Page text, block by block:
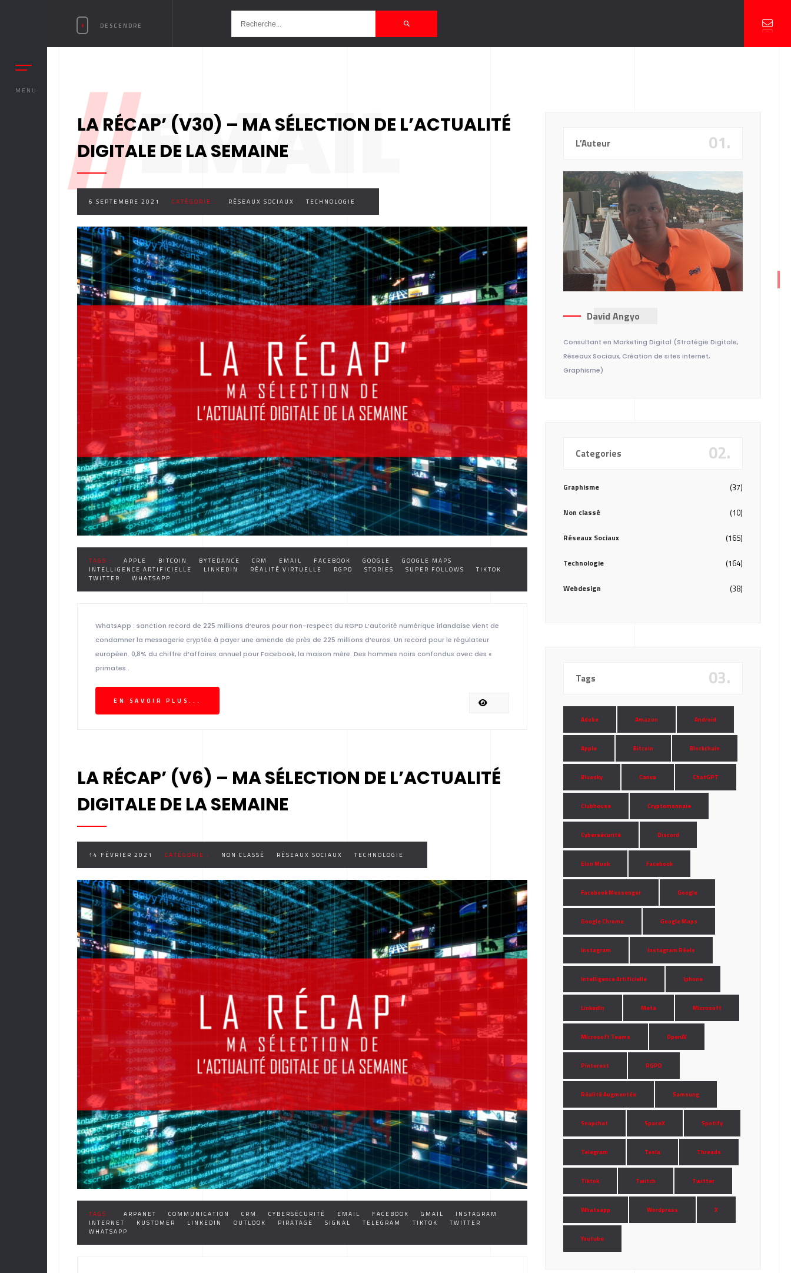
MENU
DESCENDRE
//EMAIL
LA RÉCAP’ (V30) – MA SÉLECTION DE L’ACTUALITÉ
DIGITALE DE LA SEMAINE
6 SEPTEMBRE 2021 CATÉGORIE : RÉSEAUX SOCIAUX TECHNOLOGIE
TAGS : APPLE BITCOIN BYTEDANCE CRM EMAIL FACEBOOK GOOGLE
GOOGLE MAPS
INTELLIGENCE ARTIFICIELLE
LINKEDIN RÉALITÉ VIRTUELLE RGPD STORIES SUPER FOLLOWS
TIKTOK
TWITTER
WHATSAPP
WhatsApp : sanction record de 225 millions d’euros pour non-respect du RGPD L’autorité numérique irlandaise vient de
condamner la messagerie cryptée à payer une amende de près de 225 millions d’euros. Un record pour le régulateur
européen. 0,8% du chiffre d’affaires annuel pour Facebook, la maison mère. Des hommes noirs confondus avec des «
primates..
EN SAVOIR PLUS...
LA RÉCAP’ (V6) – MA SÉLECTION DE L’ACTUALITÉ
DIGITALE DE LA SEMAINE
14 FÉVRIER 2021 CATÉGORIE : NON CLASSÉ RÉSEAUX SOCIAUX TECHNOLOGIE
TAGS : ARPANET COMMUNICATION CRM CYBERSÉCURITÉ EMAIL FACEBOOK GMAIL
INSTAGRAM
INTERNET
KUSTOMER LINKEDIN OUTLOOK PIRATAGE SIGNAL TELEGRAM TIKTOK
TWITTER
WHATSAPP
L’Auteur 01.
David Angyo
Consultant en Marketing Digital (Stratégie Digitale,
Réseaux Sociaux, Création de sites internet,
Graphisme)
Categories 02.
Graphisme (37)
Non classé (10)
Réseaux Sociaux (165)
Technologie (164)
Webdesign (38)
Tags 03.
Adobe Amazon Android
Apple Bitcoin Blockchain
Bluesky Canva ChatGPT
Clubhouse Cryptomonnaie
Cybersécurité Discord
Elon Musk Facebook
Facebook Messenger Google
Google Chrome Google Maps
Instagram Instagram Réels
Intelligence Artificielle Iphone
LinkedIn Meta Microsoft
Microsoft Teams OpenAI
Pinterest RGPD
Réalité Augmentée Samsung
Snapchat SpaceX Spotify
Telegram Tesla Threads
Tiktok Twitch Twitter
Whatsapp Wordpress X
Youtube